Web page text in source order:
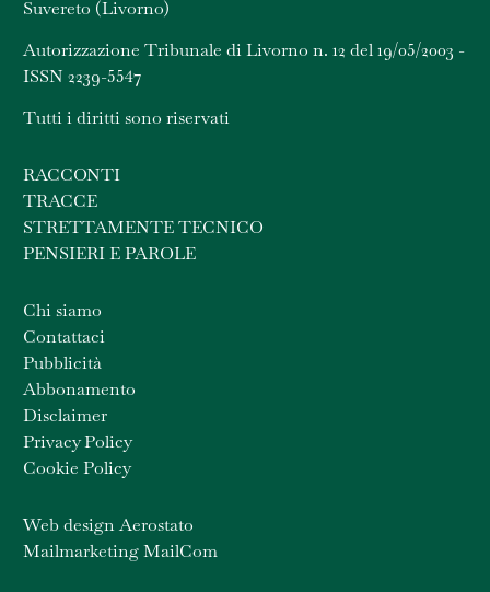
Suvereto (Livorno)
Autorizzazione Tribunale di Livorno n. 12 del 19/05/2003 -
ISSN 2239-5547
Tutti i diritti sono riservati
RACCONTI
TRACCE
STRETTAMENTE TECNICO
PENSIERI E PAROLE
Chi siamo
Contattaci
Pubblicità
Abbonamento
Disclaimer
Privacy Policy
Cookie Policy
Web design Aerostato
Mailmarketing MailCom